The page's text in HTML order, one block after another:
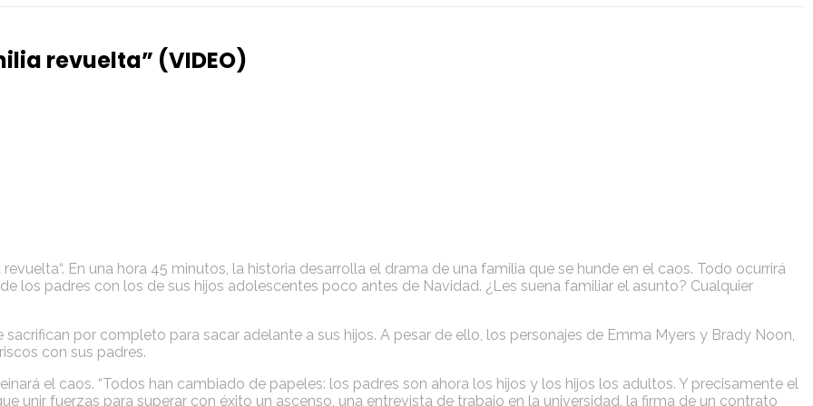
revuelta” (VIDEO)
En una hora 45 minutos, la historia desarrolla el drama de una familia que se hunde en el caos. Todo ocurrirá
los padres con los de sus hijos adolescentes poco antes de Navidad. ¿Les suena familiar el asunto? Cualquier
sacrifican por completo para sacar adelante a sus hijos. A pesar de ello, los personajes de Emma Myers y Brady Noon,
con sus padres.
el caos. “Todos han cambiado de papeles: los padres son ahora los hijos y los hijos los adultos. Y precisamente el
unir fuerzas para superar con éxito un ascenso, una entrevista de trabajo en la universidad, la firma de un contrato